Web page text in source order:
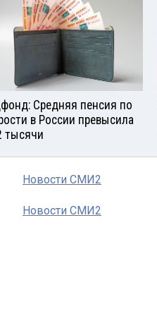
Средняя пенсия по
в России превысила
тысячи
Новости СМИ2
Новости СМИ2